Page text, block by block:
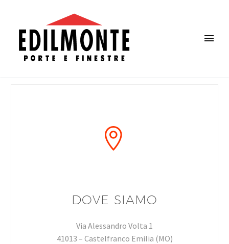


DOVE SIAMO
Via Alessandro Volta 1
41013 – Castelfranco Emilia (MO)